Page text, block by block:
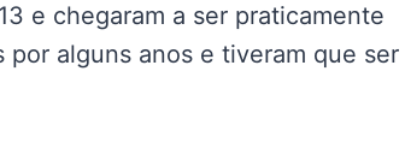
e chegaram a ser praticamente
alguns anos e tiveram que ser